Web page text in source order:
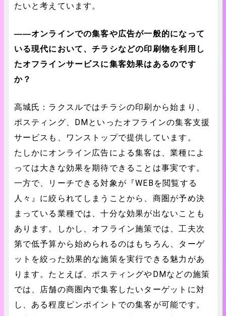
たいと考えています。
――オンラインでの集客や広告が一般的になって
いる現代において、チラシなどの印刷物を利用し
たオフラインサービスに集客効果はあるのです
か？
高城氏：ラクスルではチラシの印刷から始まり、
ポスティング、DMといったオフラインの集客支援
サービスも、ワンストップで提供しています。
たしかにオンライン広告による集客は、業種によ
っては大きな効果を期待できることは事実です。
一方で、リーチできる対象が『WEBを閲覧する
人々』に絞られてしまうことから、商圏が予め決
まっている業種では、十分な効果が出ないことも
あります。しかし、オフライン施策では、工夫次
第で低予算から始められるのはもちろん、ターゲ
ットを絞った効果的な施策を実行できる魅力があ
ります。たとえば、ポスティングやDMなどの施策
では、店舗の商圏内で集客したいターゲットに対
し、ある程度ピンポイントでの集客が可能です。